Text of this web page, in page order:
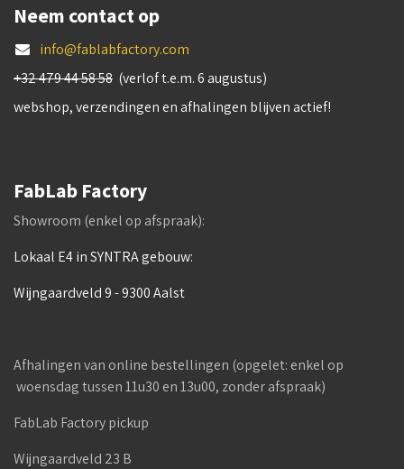
Neem contact op
info@fablabfactory.com
+32 479 44 58 58 (verlof t.e.m. 6 augustus)
webshop, verzendingen en afhalingen blijven actief!
FabLab Factory
Showroom (enkel op afspraak):
Lokaal E4 in SYNTRA gebouw:
Wijngaardveld 9 - 9300 Aalst
Afhalingen van online bestellingen (opgelet: enkel op
woensdag tussen 11u30 en 13u00, zonder afspraak)
FabLab Factory pickup
Wijngaardveld 23 B